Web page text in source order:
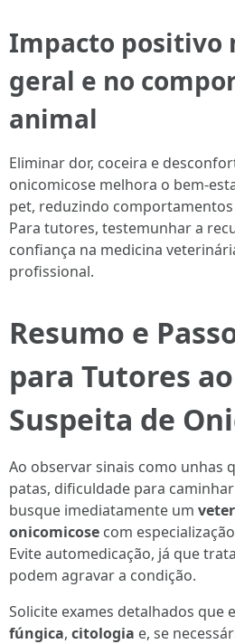
Impacto positivo
geral e no
animal
Eliminar dor, coceira e
onicomicose melhora o bem-
pet, reduzindo
Para tutores, testemunhar a
confiança na medicina
profissional.
Resumo e
para Tutores
Suspeita de
Ao observar sinais como unhas
patas, dificuldade para
busque imediatamente um
onicomicose com
Evite automedicação, já que
podem agravar a condição.
Solicite exames detalhados que
fúngica, citologia e, se